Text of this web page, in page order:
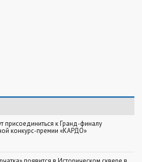
присоединиться к Гранд-финалу
конкурс-премии «КАРДО»